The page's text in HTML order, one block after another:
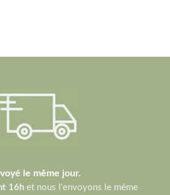
le même jour.
16h et nous l'envoyons le même